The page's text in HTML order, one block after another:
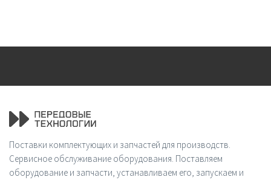
Поставки комплектующих и запчастей для производств.
Сервисное обслуживание оборудования. Поставляем
оборудование и запчасти, устанавливаем его, запускаем и